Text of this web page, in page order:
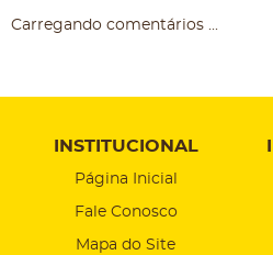
Carregando comentários ...
INSTITUCIONAL
Página Inicial
Fale Conosco
Mapa do Site